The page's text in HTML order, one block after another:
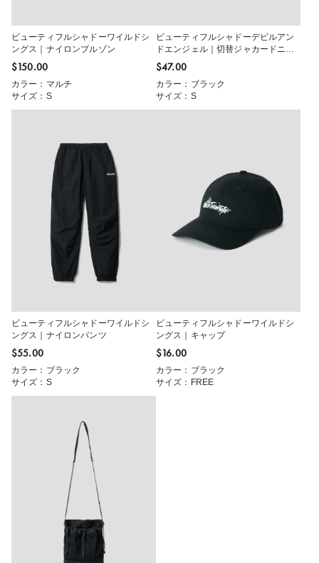
ビューティフルシャドーワイルドシ
ングス｜ナイロンブルゾン
$‌150.00
カラー：マルチ
サイズ：S
ビューティフルシャドーデビルアン
ドエンジェル｜切替ジャカードニッ
ト
$‌47.00
カラー：ブラック
サイズ：S
ビューティフルシャドーワイルドシ
ングス｜ナイロンパンツ
$‌55.00
カラー：ブラック
サイズ：S
ビューティフルシャドーワイルドシ
ングス｜キャップ
$‌16.00
カラー：ブラック
サイズ：FREE